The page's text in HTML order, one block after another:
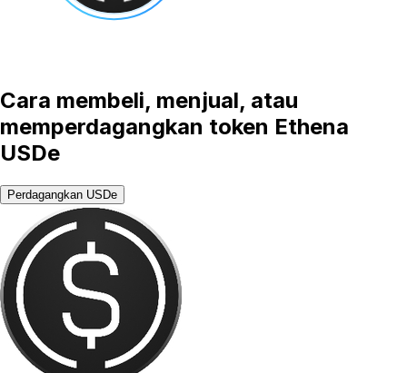
Cara membeli, menjual, atau
memperdagangkan token Ethena
USDe
Perdagangkan USDe